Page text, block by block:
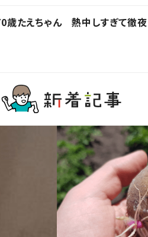
歳たえちゃん 熱中しすぎて徹夜